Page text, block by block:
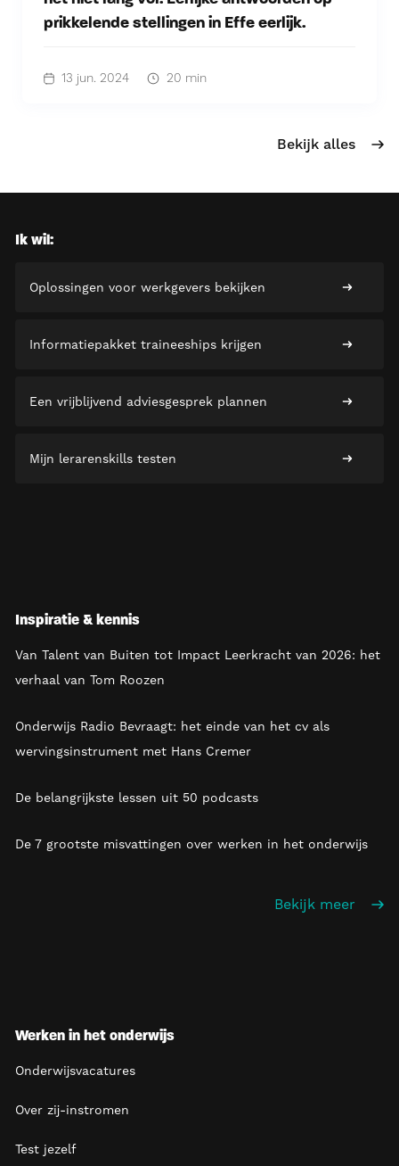
prikkelende stellingen in Effe eerlijk.
13 jun. 2024 20 min
Bekijk alles
Ik wil:
Oplossingen voor werkgevers bekijken
Informatiepakket traineeships krijgen
Een vrijblijvend adviesgesprek plannen
Mijn lerarenskills testen
Inspiratie & kennis
Van Talent van Buiten tot Impact Leerkracht van 2026: het
verhaal van Tom Roozen
Onderwijs Radio Bevraagt: het einde van het cv als
wervingsinstrument met Hans Cremer
De belangrijkste lessen uit 50 podcasts
De 7 grootste misvattingen over werken in het onderwijs
Bekijk meer
Werken in het onderwijs
Onderwijsvacatures
Over zij-instromen
Test jezelf